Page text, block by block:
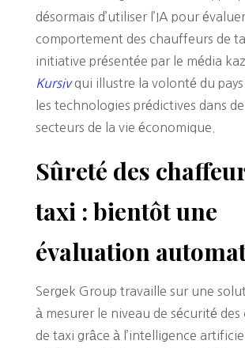
désormais d’utiliser l’IA pour
comportement des chauffeurs de
initiative présentée par le média
Kursivqui illustre la volonté du pays
les technologies prédictives dans
secteurs de la vie économique.
Sûreté des
taxi : bientôt une
évaluation
Sergek Group travaille sur une
à mesurer le niveau de sécurité
de taxi grâce à l’intelligence